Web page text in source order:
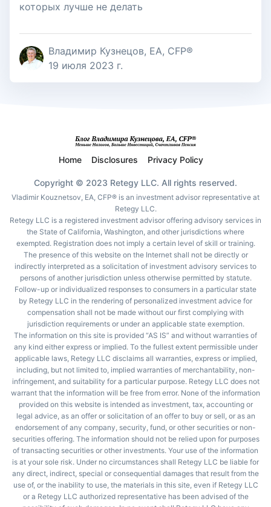
которых лучше не делать
Владимир Кузнецов, EA, CFP®
19 июля 2023 г.
Home Disclosures Privacy Policy
Copyright © 2023 Retegy LLC. All rights reserved.
Vladimir Kouznetsov, EA, CFP® is an investment advisor representative at
Retegy LLC.
Retegy LLC is a registered investment advisor offering advisory services in
the State of California, Washington, and other jurisdictions where
exempted. Registration does not imply a certain level of skill or training.
The presence of this website on the Internet shall not be directly or
indirectly interpreted as a solicitation of investment advisory services to
persons of another jurisdiction unless otherwise permitted by statute.
Follow-up or individualized responses to consumers in a particular state
by Retegy LLC in the rendering of personalized investment advice for
compensation shall not be made without our first complying with
jurisdiction requirements or under an applicable state exemption.
The information on this site is provided “AS IS” and without warranties of
any kind either express or implied. To the fullest extent permissible under
applicable laws, Retegy LLC disclaims all warranties, express or implied,
including, but not limited to, implied warranties of merchantability, non-
infringement, and suitability for a particular purpose. Retegy LLC does not
warrant that the information will be free from error. None of the information
provided on this website is intended as investment, tax, accounting or
legal advice, as an offer or solicitation of an offer to buy or sell, or as an
endorsement of any company, security, fund, or other securities or non-
securities offering. The information should not be relied upon for purposes
of transacting securities or other investments. Your use of the information
is at your sole risk. Under no circumstances shall Retegy LLC be liable for
any direct, indirect, special or consequential damages that result from the
use of, or the inability to use, the materials in this site, even if Retegy LLC
or a Retegy LLC authorized representative has been advised of the